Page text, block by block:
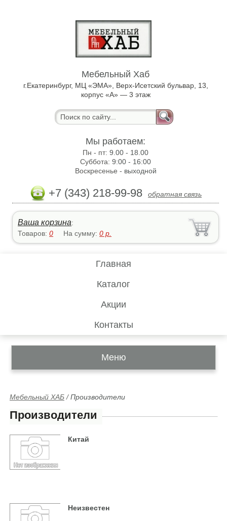
Мебельный Хаб
г.Екатеринбург, МЦ «ЭМА», Верх-Исетский бульвар, 13,
корпус «А» — 3 этаж
Мы работаем:
Пн - пт:9.00 - 18.00
Суббота:9:00 - 16:00
Воскресенье - выходной
+7 (343) 218-99-98 обратная связь
Ваша корзина:
Товаров:0 На сумму:0 р.
Главная
Каталог
Акции
Контакты
Меню
Мебельный ХАБ /Производители
Производители
Китай
Неизвестен